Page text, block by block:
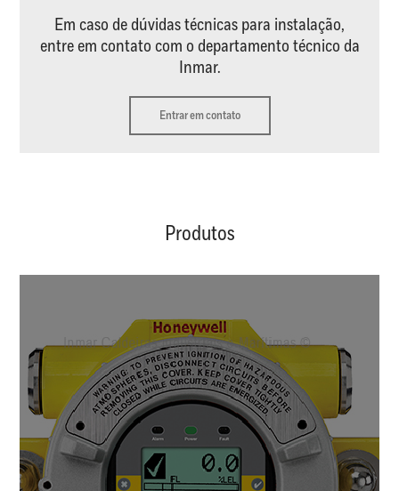
Em caso de dúvidas técnicas para instalação,
entre em contato com o departamento técnico da
Inmar.
Entrar em contato
Produtos